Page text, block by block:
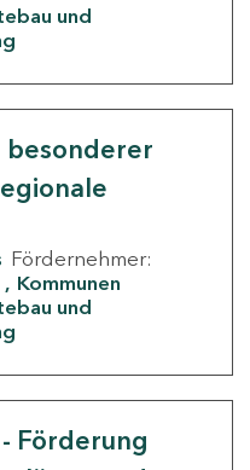
und
Fördernehmer:
Kommunen
und
Förderung